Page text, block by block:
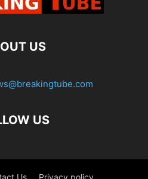
US
US
Us Privacy policy